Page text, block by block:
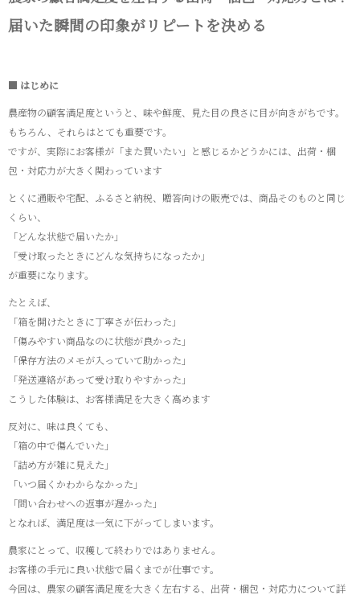
届いた瞬間の印象がリピートを決める
■ はじめに
農産物の顧客満足度というと、味や鮮度、見た目の良さに目が向きがちです。
もちろん、それらはとても重要です。
ですが、実際にお客様が「また買いたい」と感じるかどうかには、出荷・梱
包・対応力が大きく関わっています
とくに通販や宅配、ふるさと納税、贈答向けの販売では、商品そのものと同じ
くらい、
「どんな状態で届いたか」
「受け取ったときにどんな気持ちになったか」
が重要になります。
たとえば、
「箱を開けたときに丁寧さが伝わった」
「傷みやすい商品なのに状態が良かった」
「保存方法のメモが入っていて助かった」
「発送連絡があって受け取りやすかった」
こうした体験は、お客様満足を大きく高めます
反対に、味は良くても、
「箱の中で傷んでいた」
「詰め方が雑に見えた」
「いつ届くかわからなかった」
「問い合わせへの返事が遅かった」
となれば、満足度は一気に下がってしまいます。
農家にとって、収穫して終わりではありません。
お客様の手元に良い状態で届くまでが仕事です。
今回は、農家の顧客満足度を大きく左右する、出荷・梱包・対応力について詳